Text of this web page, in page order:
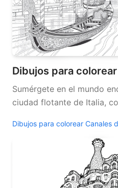
Dibujos para
Sumérgete en el mundo
ciudad flotante de Italia,
Dibujos para colorear Canales